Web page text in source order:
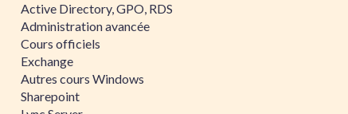
Active Directory, GPO, RDS
Administration avancée
Cours officiels
Exchange
Autres cours Windows
Sharepoint